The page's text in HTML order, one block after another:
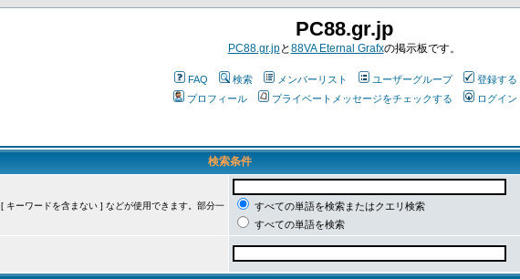
PC88.gr.jp
PC88.gr.jpと88VA Eternal Grafxの掲示板です。
FAQ 検索 メンバーリスト ユーザーグループ
登録する
プロフィール
プライベートメッセージをチェックする ログイン
検索条件
[ キーワードを含まない ] などが使用できます。部分一
すべての単語を検索またはクエリ検索
すべての単語を検索